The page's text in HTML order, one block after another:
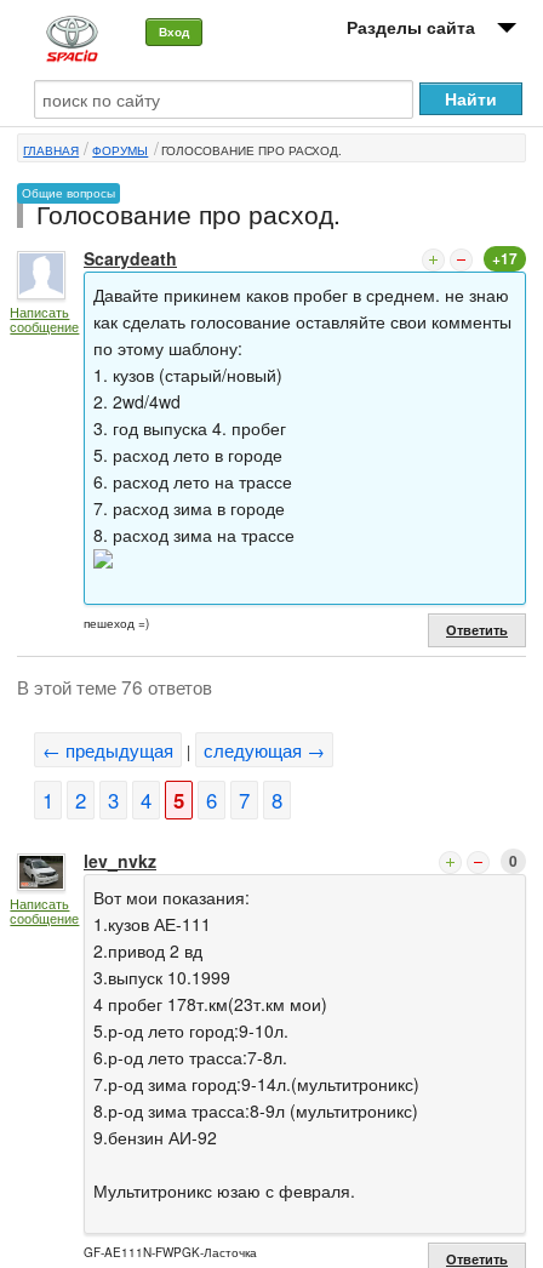
Вход Разделы сайта
О машине
Автоклуб
Форумы
Сервисы и услуги
Новости
ГЛАВНАЯ ФОРУМЫ ГОЛОСОВАНИЕ ПРО РАСХОД.
Общие вопросы
Голосование про расход.
Написать
сообщение
Scarydeath +17
Давайте прикинем каков пробег в среднем. не знаю
как сделать голосование оставляйте свои комменты
по этому шаблону:
1. кузов (старый/новый)
2. 2wd/4wd
3. год выпуска 4. пробег
5. расход лето в городе
6. расход лето на трассе
7. расход зима в городе
8. расход зима на трассе
пешеход =) Ответить
В этой теме 76 ответов
← предыдущая | следующая →
1 2 3 4 5 6 7 8
Написать
сообщение
lev_nvkz 0
Вот мои показания:
1.кузов АЕ-111
2.привод 2 вд
3.выпуск 10.1999
4 пробег 178т.км(23т.км мои)
5.р-од лето город:9-10л.
6.р-од лето трасса:7-8л.
7.р-од зима город:9-14л.(мультитроникс)
8.р-од зима трасса:8-9л (мультитроникс)
9.бензин АИ-92
Мультитроникс юзаю с февраля.
GF-AE111N-FWPGK-Ласточка Ответить